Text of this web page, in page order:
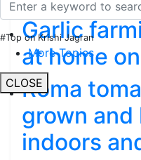
#Top on Krishi Jagran
More Topics
CLOSE
Garlic
at home
Roma
grown
indoors